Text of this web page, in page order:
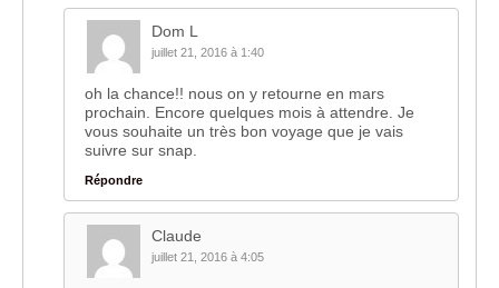
Dom L
juillet 21, 2016 à 1:40
oh la chance!! nous on y retourne en mars
prochain. Encore quelques mois à attendre. Je
vous souhaite un très bon voyage que je vais
suivre sur snap.
Répondre
Claude
juillet 21, 2016 à 4:05